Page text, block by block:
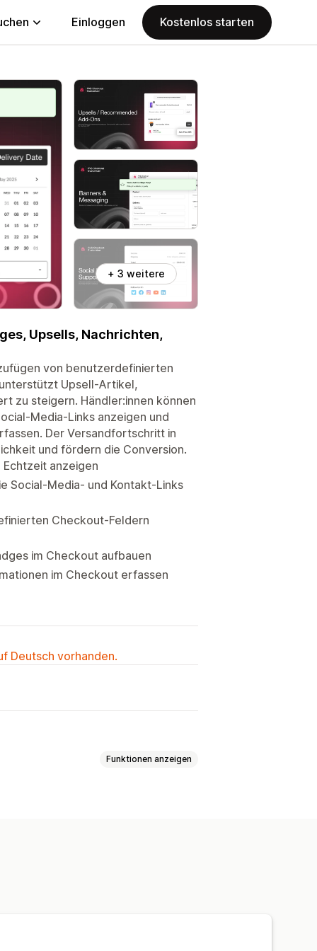
Einloggen Kostenlos starten
+ 3 weitere
Upsells, Nachrichten,
von benutzerdefinierten
Upsell-Artikel,
zu steigern. Händler:innen können
Media-Links anzeigen und
Der Versandfortschritt in
und fördern die Conversion.
anzeigen
Social-Media- und Kontakt-Links
Checkout-Feldern
im Checkout aufbauen
im Checkout erfassen
Deutsch vorhanden.
Funktionen anzeigen